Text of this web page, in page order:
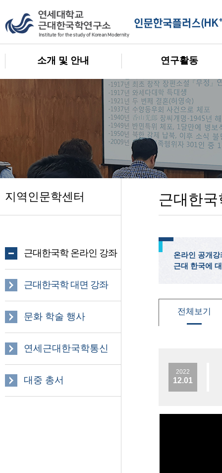
소개 및 안내 연구활동
지역인문학센터
근대한국학 온라인 강좌
근대한국학 대면 강좌
문화 학술 행사
연세근대한국학통신
대중 총서
근대한
온라인 공개
근대 한국에
전체보기
2022
12.01